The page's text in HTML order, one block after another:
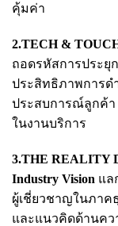
คุ้มค่า
2.TECH &
ถอดรหัสการประยุ
ประสิทธิภาพการด
ประสบการณ์ลูกค้า
ในงานบริการ
3.THE REALITY
Industry Vision แล
ผู้เชี่ยวชาญในภาค
และแนวคิดด้านค